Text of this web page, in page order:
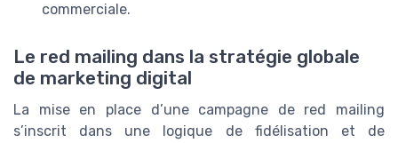
commerciale.
Le red mailing dans la stratégie globale
de marketing digital
La mise en place d’une campagne de red mailing
s’inscrit dans une logique de fidélisation et de